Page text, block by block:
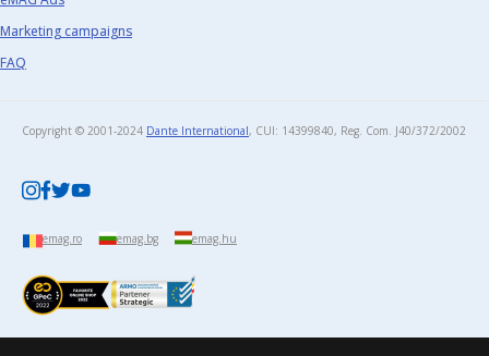
Marketing campaigns
FAQ
Copyright © 2001-2024 Dante International, CUI: 14399840, Reg. Com. J40/372/2002​
emag.ro emag.bg emag.hu